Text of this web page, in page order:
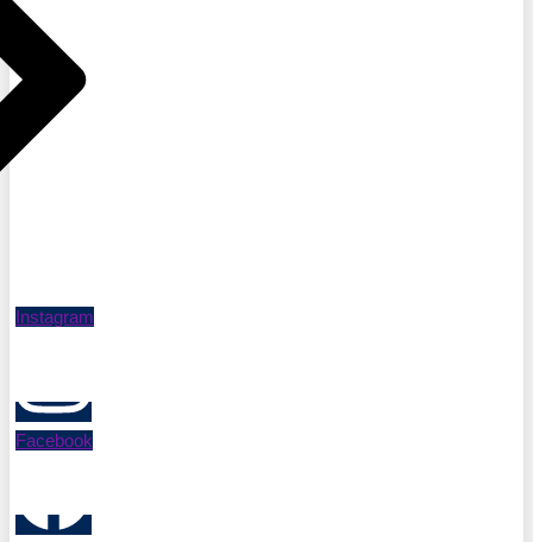
Instagram
Facebook